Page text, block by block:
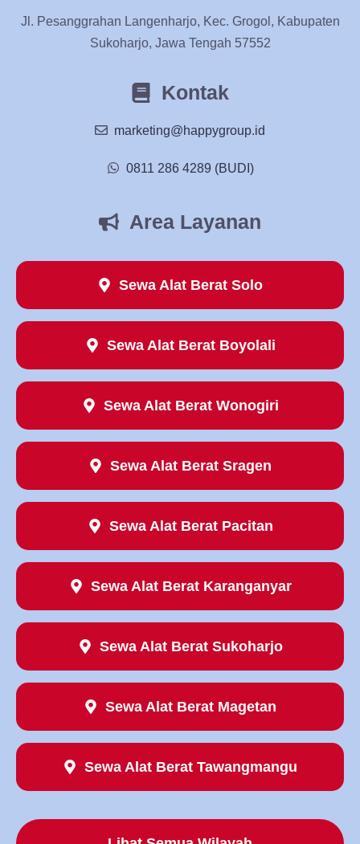
Jl. Pesanggrahan Langenharjo, Kec. Grogol, Kabupaten
Sukoharjo, Jawa Tengah 57552
Kontak
marketing@happygroup.id
0811 286 4289 (BUDI)
Area Layanan
Sewa Alat Berat Solo
Sewa Alat Berat Boyolali
Sewa Alat Berat Wonogiri
Sewa Alat Berat Sragen
Sewa Alat Berat Pacitan
Sewa Alat Berat Karanganyar
Sewa Alat Berat Sukoharjo
Sewa Alat Berat Magetan
Sewa Alat Berat Tawangmangu